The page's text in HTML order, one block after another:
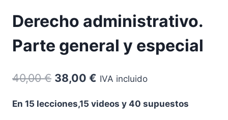
Derecho administrativo.
Parte general y especial
40,00€ El
original
38,00 € El
actual
IVA incluido
En 15 lecciones,15 videos y 40 supuestos